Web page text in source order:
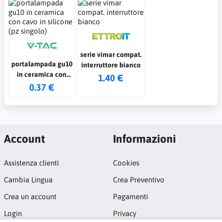
portalampada gu10
in ceramica con
cavo in silicone (pz
0.37 €
serie vimar compat.
interruttore bianco
1.40 €
Account
Assistenza clienti
Cambia Lingua
Crea un account
Login
Informazioni
Cookies
Crea Preventivo
Pagamenti
Privacy